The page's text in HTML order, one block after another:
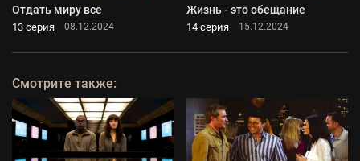
Отдать миру все
13 серия 08.12.2024
Жизнь - это обещание
14 серия 15.12.2024
Смотрите также: